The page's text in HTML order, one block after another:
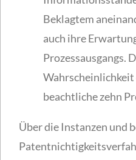
Beklagtem
auch ihre
Prozessausgangs.
Wahrscheinlichkeit
beachtliche zehn
Über die Instanzen und